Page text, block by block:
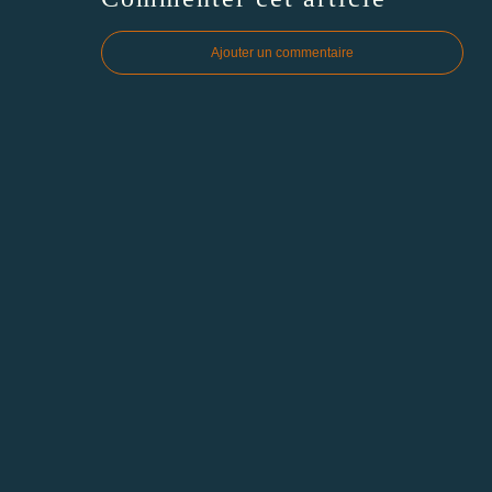
Ajouter un commentaire